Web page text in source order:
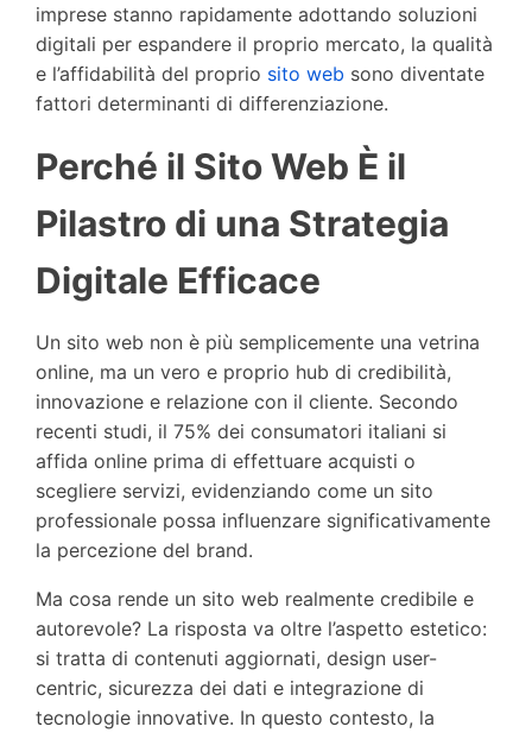
imprese stanno rapidamente adottando soluzioni
digitali per espandere il proprio mercato, la qualità
e l’affidabilità del proprio sito web sono diventate
fattori determinanti di differenziazione.
Perché il Sito Web È il
Pilastro di una Strategia
Digitale Efficace
Un sito web non è più semplicemente una vetrina
online, ma un vero e proprio hub di credibilità,
innovazione e relazione con il cliente. Secondo
recenti studi, il 75% dei consumatori italiani si
affida online prima di effettuare acquisti o
scegliere servizi, evidenziando come un sito
professionale possa influenzare significativamente
la percezione del brand.
Ma cosa rende un sito web realmente credibile e
autorevole? La risposta va oltre l’aspetto estetico:
si tratta di contenuti aggiornati, design user-
centric, sicurezza dei dati e integrazione di
tecnologie innovative. In questo contesto, la